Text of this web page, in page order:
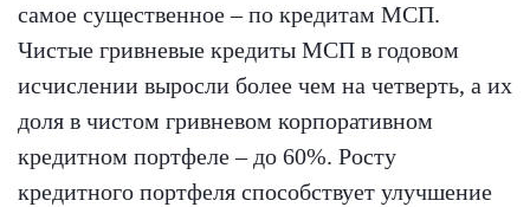
самое существенное – по кредитам МСП.
Чистые гривневые кредиты МСП в годовом
исчислении выросли более чем на четверть, а их
доля в чистом гривневом корпоративном
кредитном портфеле – до 60%. Росту
кредитного портфеля способствует улучшение